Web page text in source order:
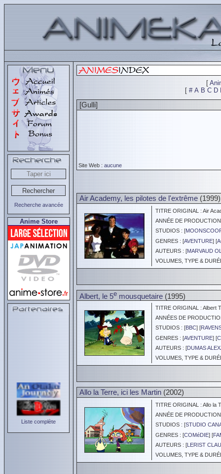
Recherche avancée
Anime Store
Liste complète
[
[ # A B C D
[Gulli]
Site Web : aucune
Air Academy, les pilotes de l'extrême (1999)
TITRE ORIGINAL : Air
ANNÉE DE
STUDIOS : [
GENRES : [AVENTURE] [
AUTEURS : [MARVAUD
VOLUMES, TYPE &
Albert, le 5e mousquetaire (1995)
TITRE ORIGINAL : Albert
ANNÉES DE
STUDIOS : [BBC] [
GENRES : [AVENTURE] [
AUTEURS : [DUMAS
VOLUMES, TYPE &
Allo la Terre, ici les Martin (2002)
TITRE ORIGINAL : Allo la
ANNÉE DE
STUDIOS : [STUDIO
GENRES : [COMéDIE] [
AUTEURS : [LERIST
VOLUMES, TYPE &